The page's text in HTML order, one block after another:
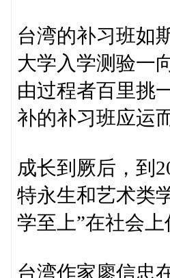
台湾的补习班如
大学入学测验一
由过程者百里挑
补的补习班应运
成长到厥后，到
特永生和艺术类
学至上”在社会
台湾作家廖信忠